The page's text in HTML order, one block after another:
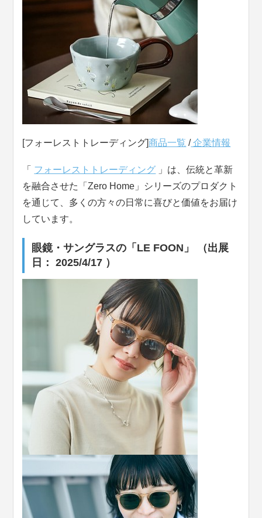
[フォーレストトレーディング]商品一覧 /企業情報
「 フォーレストトレーディング 」は、伝統と革新
を融合させた「Zero Home」シリーズのプロダクト
を通じて、多くの方々の日常に喜びと価値をお届け
しています。
眼鏡・サングラスの「LE FOON」 （出展
日： 2025/4/17 ）